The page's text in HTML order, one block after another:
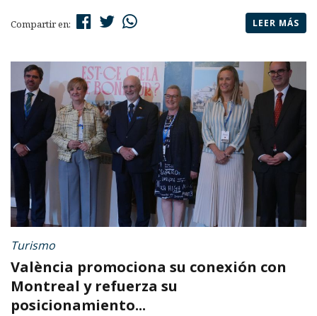
Compartir en: LEER MÁS
Turismo
València promociona su conexión con
Montreal y refuerza su
posicionamiento...